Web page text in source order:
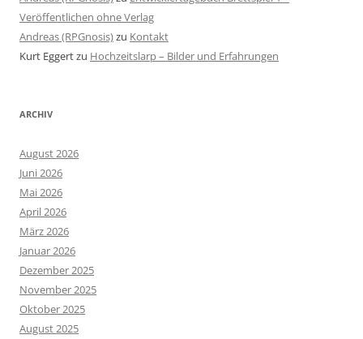
Veröffentlichen ohne Verlag
Andreas (RPGnosis)zu Kontakt
Kurt Eggertzu Hochzeitslarp – Bilder und Erfahrungen
ARCHIV
August 2026
Juni 2026
Mai 2026
April 2026
März 2026
Januar 2026
Dezember 2025
November 2025
Oktober 2025
August 2025